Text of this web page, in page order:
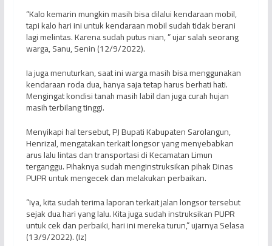
“Kalo kemarin mungkin masih bisa dilalui kendaraan mobil,
tapi kalo hari ini untuk kendaraan mobil sudah tidak berani
lagi melintas. Karena sudah putus nian, ” ujar salah seorang
warga, Sanu, Senin (12/9/2022).
Ia juga menuturkan, saat ini warga masih bisa menggunakan
kendaraan roda dua, hanya saja tetap harus berhati hati.
Mengingat kondisi tanah masih labil dan juga curah hujan
masih terbilang tinggi.
Menyikapi hal tersebut, PJ Bupati Kabupaten Sarolangun,
Henrizal, mengatakan terkait longsor yang menyebabkan
arus lalu lintas dan transportasi di Kecamatan Limun
terganggu. Pihaknya sudah menginstruksikan pihak Dinas
PUPR untuk mengecek dan melakukan perbaikan.
“Iya, kita sudah terima laporan terkait jalan longsor tersebut
sejak dua hari yang lalu. Kita juga sudah instruksikan PUPR
untuk cek dan perbaiki, hari ini mereka turun,” ujarnya Selasa
(13/9/2022). (Iz)